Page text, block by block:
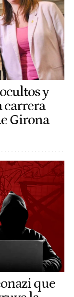
y
Girona
que